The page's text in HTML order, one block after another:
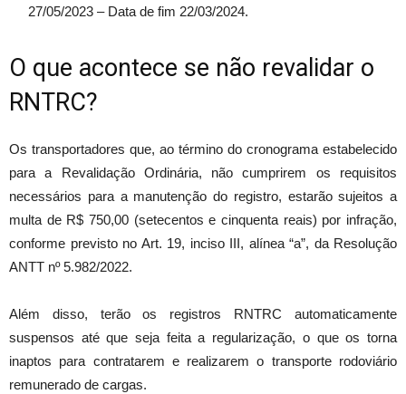
27/05/2023 – Data de fim 22/03/2024.
O que acontece se não revalidar o
RNTRC?
Os transportadores que, ao término do cronograma estabelecido
para a Revalidação Ordinária, não cumprirem os requisitos
necessários para a manutenção do registro, estarão sujeitos a
multa de R$ 750,00 (setecentos e cinquenta reais) por infração,
conforme previsto no Art. 19, inciso III, alínea “a”, da Resolução
ANTT nº 5.982/2022.
Além disso, terão os registros RNTRC automaticamente
suspensos até que seja feita a regularização, o que os torna
inaptos para contratarem e realizarem o transporte rodoviário
remunerado de cargas.